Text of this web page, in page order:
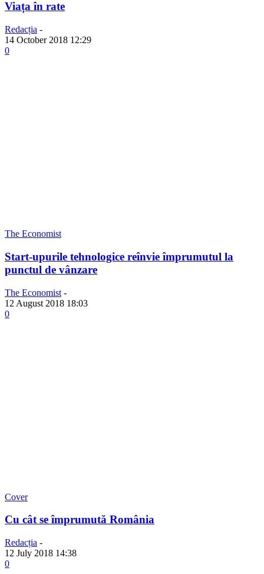
Viața în rate
Redacția -
14 October 2018 12:29
0
The Economist
Start-upurile tehnologice reînvie împrumutul la
punctul de vânzare
The Economist -
12 August 2018 18:03
0
Cover
Cu cât se împrumută România
Redacția -
12 July 2018 14:38
0